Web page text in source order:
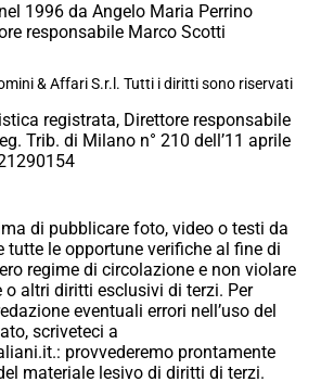
1996 da Angelo Maria Perrino
responsabile Marco Scotti
& Affari S.r.l. Tutti i diritti sono riservati
registrata, Direttore responsabile
Trib. di Milano n° 210 dell’11 aprile
di pubblicare foto, video o testi da
tutte le opportune verifiche al fine di
regime di circolazione e non violare
o altri diritti esclusivi di terzi. Per
eventuali errori nell’uso del
scriveteci a
provvederemo prontamente
materiale lesivo di diritti di terzi.